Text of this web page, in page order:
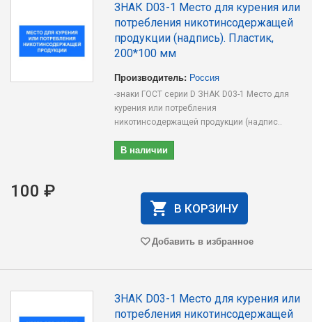
ЗНАК D03-1 Место для курения или
потребления никотинсодержащей
продукции (надпись). Пластик,
200*100 мм
Производитель: Россия
-знаки ГОСТ серии D ЗНАК D03-1 Место для
курения или потребления
никотинсодержащей продукции (надпис..
В наличии
100 ₽
В КОРЗИНУ
Добавить в избранное
ЗНАК D03-1 Место для курения или
потребления никотинсодержащей